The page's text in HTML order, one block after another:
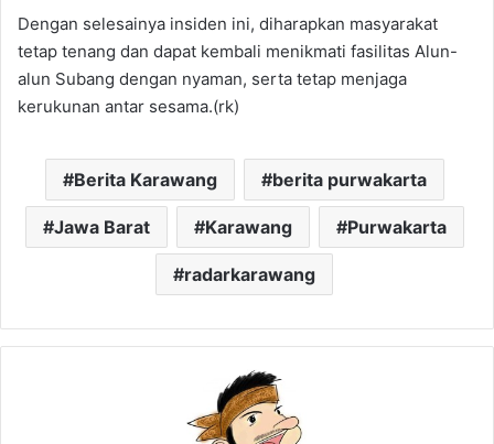
Dengan selesainya insiden ini, diharapkan masyarakat
tetap tenang dan dapat kembali menikmati fasilitas Alun-
alun Subang dengan nyaman, serta tetap menjaga
kerukunan antar sesama.(rk)
Berita Karawang berita purwakarta
Jawa Barat Karawang Purwakarta
radarkarawang